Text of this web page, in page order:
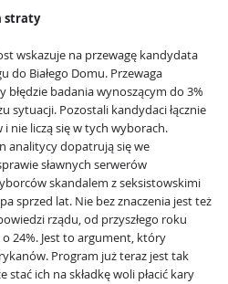
straty
wskazuje na przewagę kandydata
do Białego Domu. Przewaga
błędzie badania wynoszącym do 3%
sytuacji. Pozostali kandydaci łącznie
i nie liczą się w tych wyborach.
analitycy dopatrują się we
sławnych serwerów
skandalem z seksistowskimi
sprzed lat. Nie bez znaczenia jest też
rządu, od przyszłego roku
24%. Jest to argument, który
Program już teraz jest tak
ich na składkę woli płacić kary